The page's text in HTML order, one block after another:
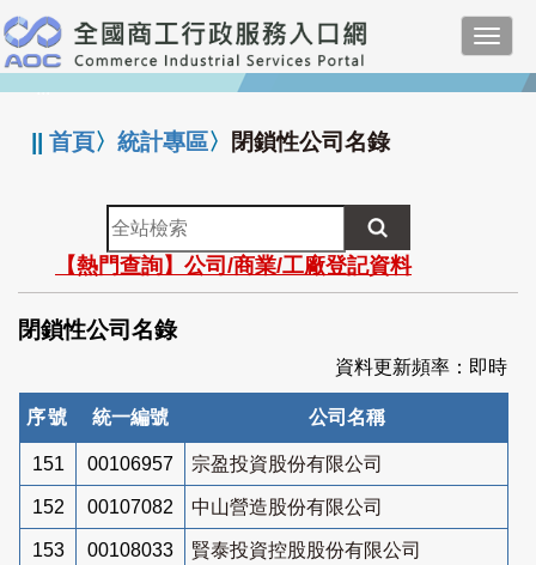
跳
到
主
要
:::
||首頁〉統計專區〉 閉鎖性公司名錄
全
站
檢
索
【熱門查詢】公司/商業/工廠登記資料
閉鎖性公司名錄
資料更新頻率：即時
序號 統一編號 公司名稱
151 00106957 宗盈投資股份有限公司
152 00107082 中山營造股份有限公司
153 00108033 賢泰投資控股股份有限公司